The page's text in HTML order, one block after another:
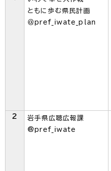
ともに歩む県民計画
＠pref_iwate_plan
2
岩手県広聴広報課
@pref_iwate